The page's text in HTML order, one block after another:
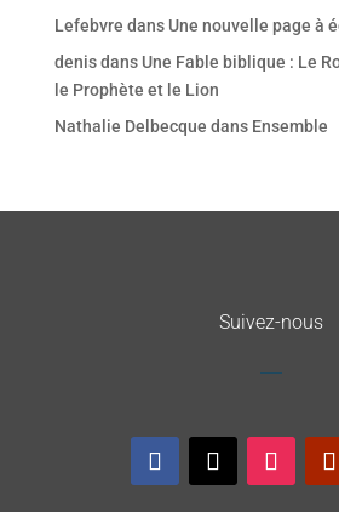
Lefebvre dans Une nouvelle page à
denisdans Une Fable biblique : Le
le Prophète et le Lion
Nathalie Delbecque dans Ensemble
Suivez-nous